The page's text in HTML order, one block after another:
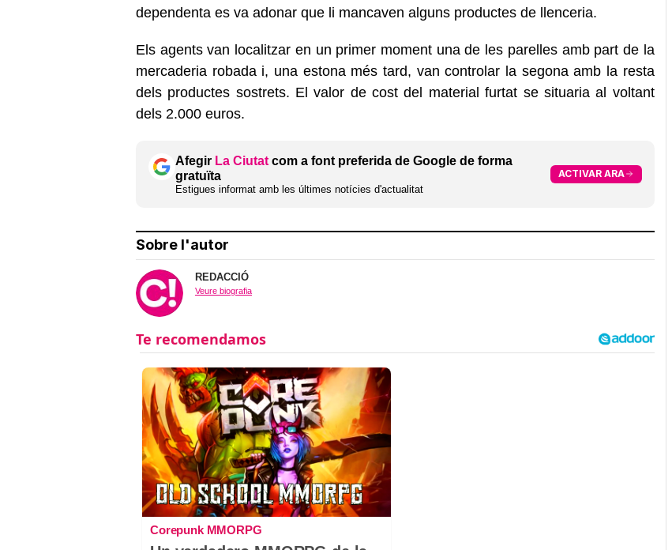
dependenta es va adonar que li mancaven alguns productes de llenceria.
Els agents van localitzar en un primer moment una de les parelles amb part de la
mercaderia robada i, una estona més tard, van controlar la segona amb la resta
dels productes sostrets. El valor de cost del material furtat se situaria al voltant
dels 2.000 euros.
Afegir La Ciutat com a font preferida de Google de forma
gratuïta
Estigues informat amb les últimes notícies d'actualitat
ACTIVAR ARA
Sobre l'autor
REDACCIÓ
Veure biografia
Corepunk MMORPG